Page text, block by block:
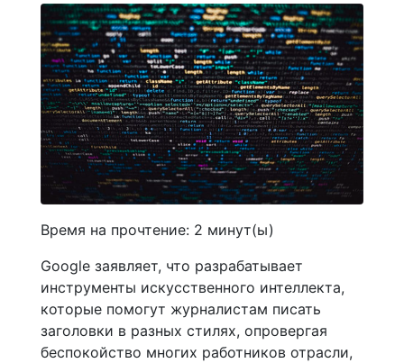
Время на прочтение: 2 минут(ы)
Google заявляет, что разрабатывает
инструменты искусственного интеллекта,
которые помогут журналистам писать
заголовки в разных стилях, опровергая
беспокойство многих работников отрасли,